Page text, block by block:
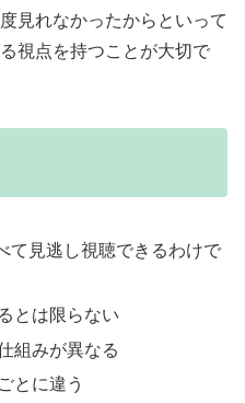
見れなかったからといって
視点を持つことが大切で
て見逃し視聴できるわけで
とは限らない
組みが異なる
とに違う